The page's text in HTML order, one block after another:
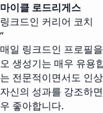
마이클 로드리게스
링크드인 커리어 코치
“
매일 링크드인 프로필
오 생성기는 매우 유용
는 전문적이면서도 인
자신의 성과를 강조하
우 좋아합니다.